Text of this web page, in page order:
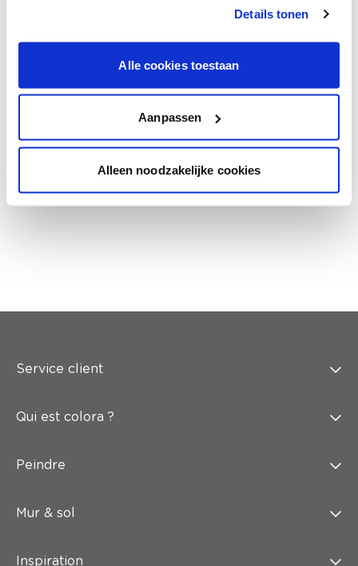
Details tonen
Alle cookies toestaan
Aanpassen
Alleen noodzakelijke cookies
Conseil couleur à domicile
en couleur.
l'éclairage et de votre mobilier.
Obtenez un contrôle technologique de vos
Service client
Qui est colora ?
Peindre
Mur & sol
Inspiration